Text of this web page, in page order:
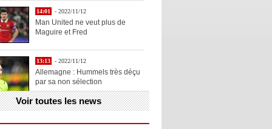
14:01 - 2022/11/12
Man United ne veut plus de
Maguire et Fred
13:13 - 2022/11/12
Allemagne : Hummels très déçu
par sa non sélection
13:11 - 2022/11/12
Henry explique la chose qu'il
Voir toutes les news